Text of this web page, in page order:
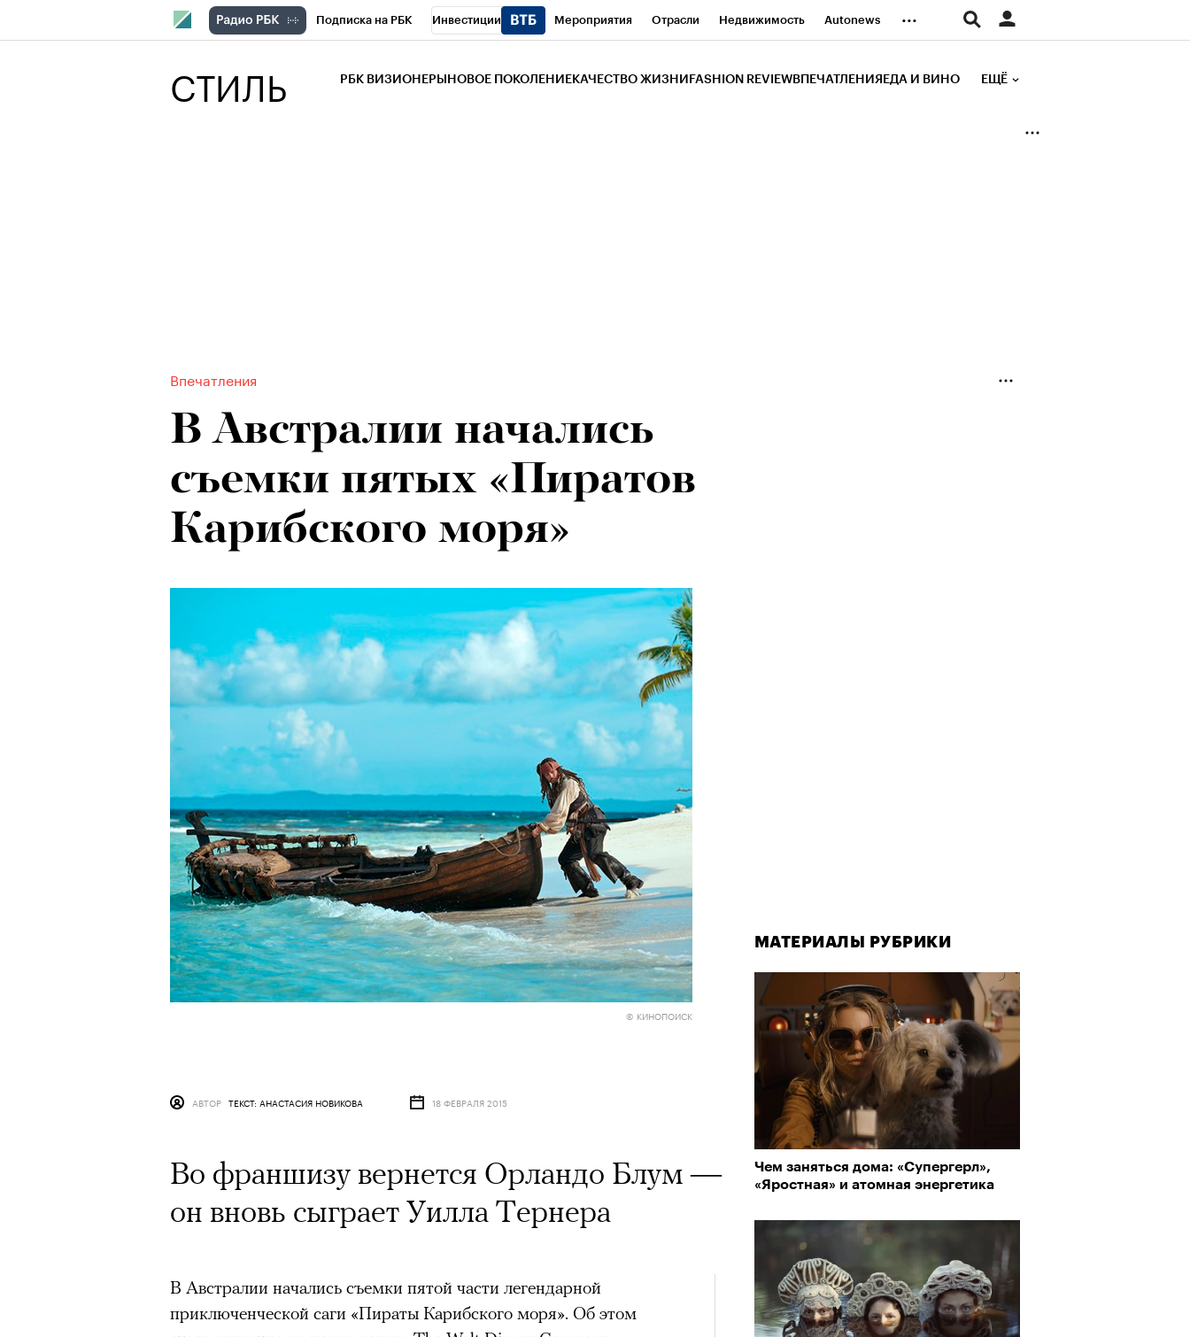
Подписка на РБК Инвестиции Мероприятия Отрасли Недвижимость Autonews ...
СТИЛЬ РБК ВИЗИОНЕРЫ НОВОЕ ПОКОЛЕНИЕ КАЧЕСТВО ЖИЗНИ FASHION REVIEW ВПЕЧАТЛЕНИЯ ЕДА И ВИНО ЕЩЁ
МАТЕРИАЛЫ РУБРИКИ
Чем заняться дома: «Супергерл»,
«Яростная» и атомная энергетика
Впечатления
В Австралии начались
съемки пятых «Пиратов
Карибского моря»
© КИНОПОИСК
АВТОР ТЕКСТ: АНАСТАСИЯ НОВИКОВА 18 ФЕВРАЛЯ 2015
Во франшизу вернется Орландо Блум —
он вновь сыграет Уилла Тернера
В Австралии начались съемки пятой части легендарной
приключенческой саги «Пираты Карибского моря». Об этом